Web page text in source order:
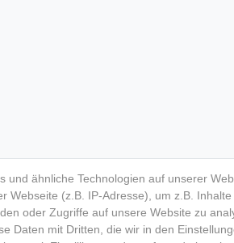
und ähnliche Technologien auf unserer
Webseite (z.B. IP-Adresse), um z.B.
oder Zugriffe auf unsere Website zu
Daten mit Dritten, die wir in den